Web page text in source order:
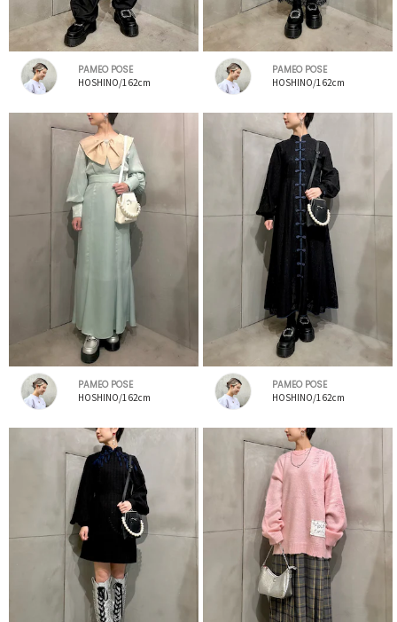
PAMEO POSE
HOSHINO/162cm
PAMEO POSE
HOSHINO/162cm
PAMEO POSE
HOSHINO/162cm
PAMEO POSE
HOSHINO/162cm